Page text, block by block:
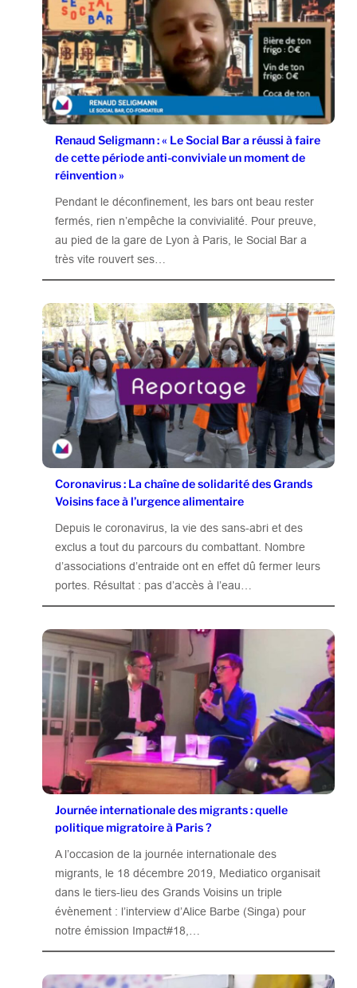
Renaud Seligmann : « Le Social Bar a réussi à faire
de cette période anti-conviviale un moment de
réinvention »
Pendant le déconfinement, les bars ont beau rester
fermés, rien n’empêche la convivialité. Pour preuve,
au pied de la gare de Lyon à Paris, le Social Bar a
très vite rouvert ses…
Coronavirus : La chaîne de solidarité des Grands
Voisins face à l’urgence alimentaire
Depuis le coronavirus, la vie des sans-abri et des
exclus a tout du parcours du combattant. Nombre
d’associations d’entraide ont en effet dû fermer leurs
portes. Résultat : pas d’accès à l’eau…
Journée internationale des migrants : quelle
politique migratoire à Paris ?
A l’occasion de la journée internationale des
migrants, le 18 décembre 2019, Mediatico organisait
dans le tiers-lieu des Grands Voisins un triple
évènement : l’interview d’Alice Barbe (Singa) pour
notre émission Impact#18,…